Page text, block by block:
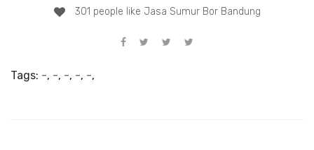
301 people like Jasa Sumur Bor Bandung
Tags: -, -, -, -, -,